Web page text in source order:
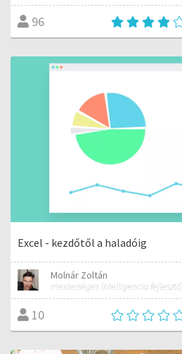
96
Excel - kezdőtől a haladóig
Molnár Zoltán
mesterséges intelligencia fejlesztő
10